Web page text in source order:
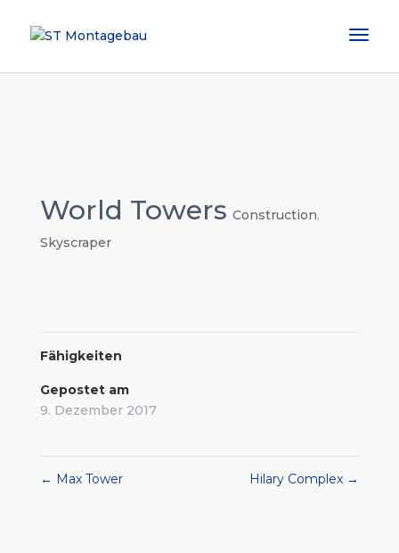
World Towers Construction,
Skyscraper
Fähigkeiten
Gepostet am
9. Dezember 2017
← Max Tower Hilary Complex →